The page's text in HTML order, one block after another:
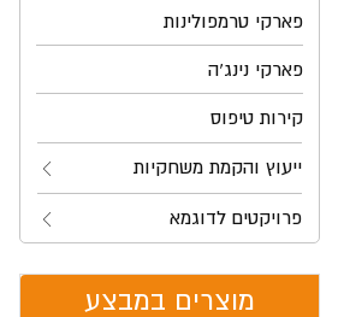
פארקי טרמפולינות
פארקי נינג'ה
קירות טיפוס
ייעוץ והקמת משחקיות
פרויקטים לדוגמא
מוצרים במבצע